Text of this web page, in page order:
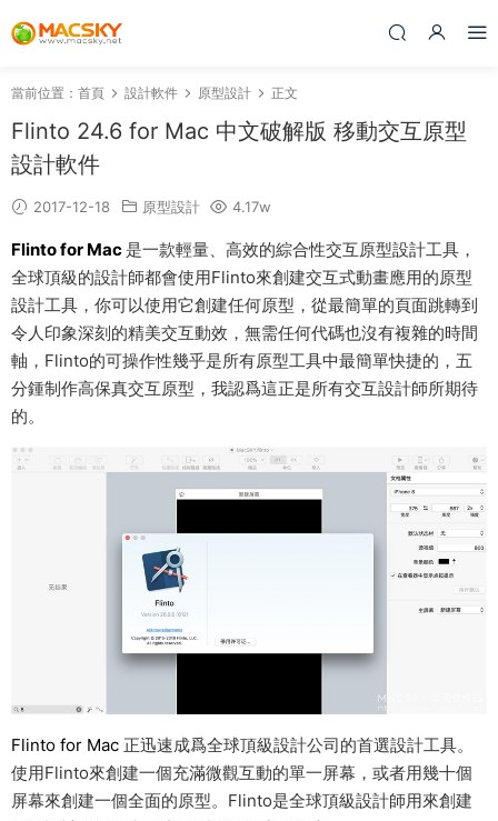
當前位置： 首頁 設計軟件 原型設計 正文
Flinto 24.6 for Mac 中文破解版 移動交互原型
設計軟件
2017-12-18 原型設計 4.17w
Flinto for Mac 是一款輕量、高效的綜合性交互原型設計工具，
全球頂級的設計師都會使用Flinto來創建交互式動畫應用的原型
設計工具，你可以使用它創建任何原型，從最簡單的頁面跳轉到
令人印象深刻的精美交互動效，無需任何代碼也沒有複雜的時間
軸，Flinto的可操作性幾乎是所有原型工具中最簡單快捷的，五
分鍾制作高保真交互原型，我認爲這正是所有交互設計師所期待
的。
Flinto for Mac 正迅速成爲全球頂級設計公司的首選設計工具。
使用Flinto來創建一個充滿微觀互動的單一屏幕，或者用幾十個
屏幕來創建一個全面的原型。Flinto是全球頂級設計師用來創建